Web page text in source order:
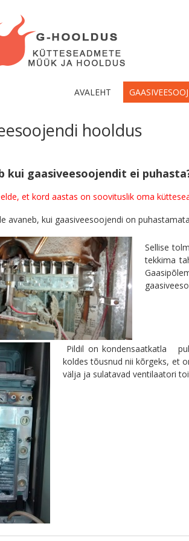
AVALEHT
hooldus
kui gaasiveesoojendit ei
et kord aastas on soovituslik oma
avaneb, kui gaasiveesoojendi on
Sellise
tekkima
Pildil on kondensaatkatla
koldes tõusnud nii kõrgeks, et
välja ja sulatavad ventilaatori